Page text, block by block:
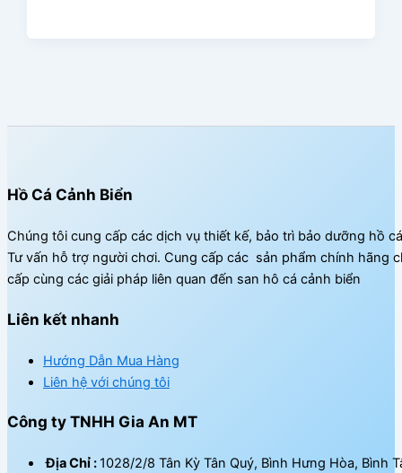
Hồ Cá Cảnh Biển
Chúng tôi cung cấp các dịch vụ thiết kế, bảo trì bảo dưỡng hồ
Tư vấn hỗ trợ người chơi. Cung cấp các sản phẩm chính hãng
cấp cùng các giải pháp liên quan đến san hô cá cảnh biển
Liên kết nhanh
Hướng Dẫn Mua Hàng
Liên hệ với chúng tôi
Công ty TNHH Gia An MT
Địa Chỉ :1028/2/8 Tân Kỳ Tân Quý, Bình Hưng Hòa, Bình